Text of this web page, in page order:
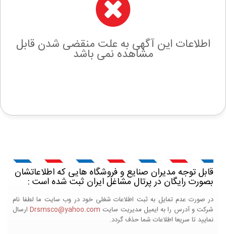
اطلاعات این آگهی به علت منقضی شدن قابل
مشاهده نمی باشد
قابل توجه مدیران صنایع و فروشگاه هایی که اطلاعاتشان
بصورت رایگان در پرتال مشاغل ایران ثبت شده است :
در صورت عدم تمایل به ثبت اطلاعات شغلی خود در وب سایت ما لطفا نام
شرکت و آدرس را به ایمیل مدیریت سایت Drsmsco@yahoo.comارسال
نمایید تا سریعا اطلاعات شما حذف گردد.